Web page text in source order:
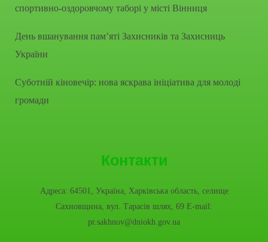
спортивно-оздоровчому таборі у місті Вінниця
День вшанування пам’яті Захисників та Захисниць
України
Суботній кіновечір: нова яскрава ініціатива для молоді
громади
Контакти
Адреса: 64501, Україна, Харківська область, селище
Сахновщина, вул. Тарасів шлях, 69 E-mail:
pr.sakhnov@dniokh.gov.ua